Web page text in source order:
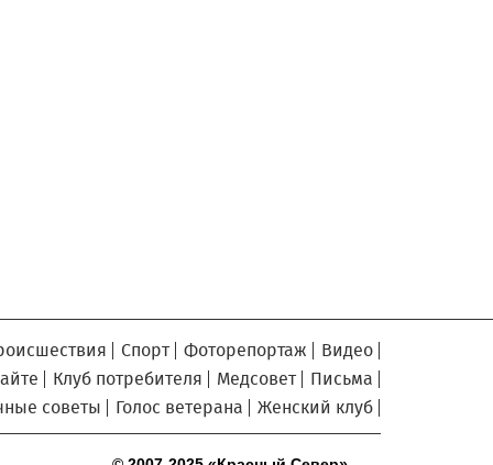
«есенинской» душой
5.08.2026 16:41 Почти 13,5 тысячи человек
пострадали от клещей в Вологодской
области с начала сезона
Спорт Фоторепортаж
Видео
Клуб потребителя Медсовет
Письма
советы
Голос ветерана Женский клуб